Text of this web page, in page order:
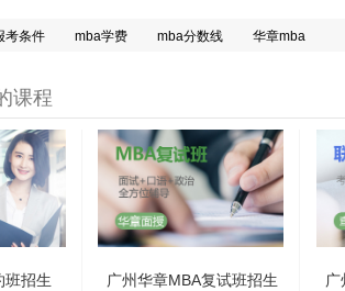
考条件 mba学费 mba分数线 华章mba
课程
班招生 广州华章MBA复试班招生 广